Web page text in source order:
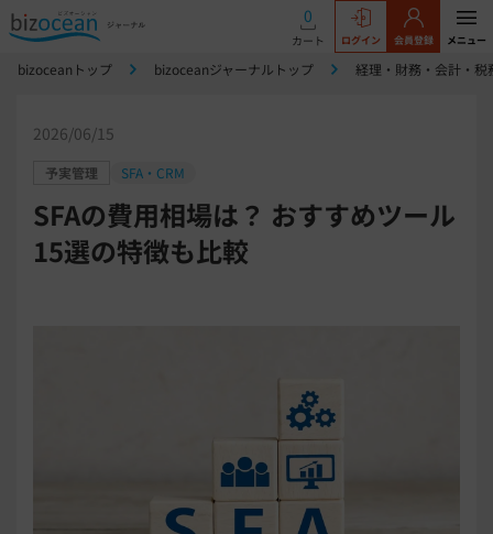
0
カート ログイン 会員登録 メニュー
bizoceanトップ bizoceanジャーナルトップ 経理・財務・会計・税
2026/06/15
予実管理 SFA・CRM
SFAの費用相場は？ おすすめツール
15選の特徴も比較